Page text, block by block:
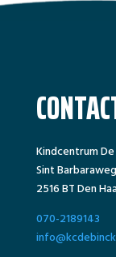
Kindcentrum
Sint
2516 BT Den
070-2189143